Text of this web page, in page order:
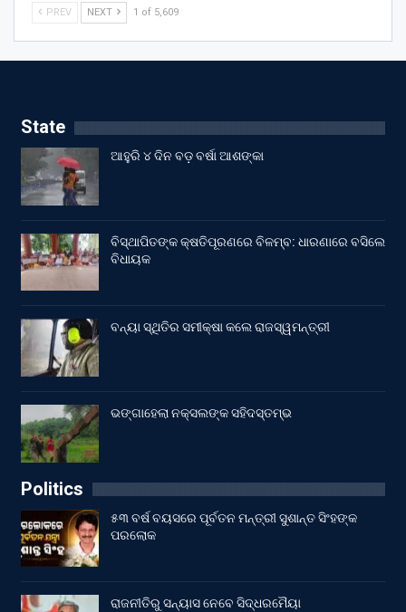
PREV NEXT 1 of 5,609
State
ଆହୁରି ୪ ଦିନ ବଡ଼ ବର୍ଷା ଆଶଙ୍କା
ବିସ୍ଥାପିତଙ୍କ କ୍ଷତିପୂରଣରେ ବିଳମ୍ବ: ଧାରଣାରେ ବସିଲେ
ବିଧାୟକ
ବନ୍ୟା ସ୍ଥିତିର ସମୀକ୍ଷା କଲେ ରାଜସ୍ୱମନ୍ତ୍ରୀ
ଭଙ୍ଗାହେଲା ନକ୍ସଲଙ୍କ ସହିଦସ୍ତମ୍ଭ
Politics
୫୩ ବର୍ଷ ବୟସରେ ପୂର୍ବତନ ମନ୍ତ୍ରୀ ସୁଶାନ୍ତ ସିଂହଙ୍କ
ପରଲୋକ
ରାଜନୀତିରୁ ସନ୍ୟାସ ନେବେ ସିଦ୍ଧରମୈୟା